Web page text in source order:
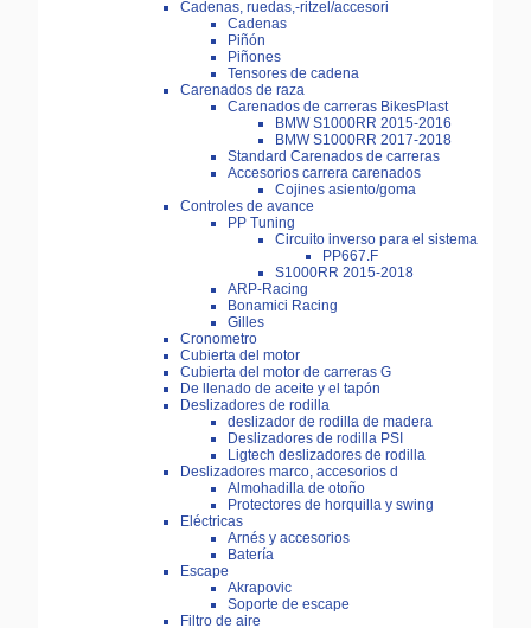
Cadenas, ruedas,-ritzel/accesori
Cadenas
Piñón
Piñones
Tensores de cadena
Carenados de raza
Carenados de carreras BikesPlast
BMW S1000RR 2015-2016
BMW S1000RR 2017-2018
Standard Carenados de carreras
Accesorios carrera carenados
Cojines asiento/goma
Controles de avance
PP Tuning
Circuito inverso para el sistema
PP667.F
S1000RR 2015-2018
ARP-Racing
Bonamici Racing
Gilles
Cronometro
Cubierta del motor
Cubierta del motor de carreras G
De llenado de aceite y el tapón
Deslizadores de rodilla
deslizador de rodilla de madera
Deslizadores de rodilla PSI
Ligtech deslizadores de rodilla
Deslizadores marco, accesorios d
Almohadilla de otoño
Protectores de horquilla y swing
Eléctricas
Arnés y accesorios
Batería
Escape
Akrapovic
Soporte de escape
Filtro de aire